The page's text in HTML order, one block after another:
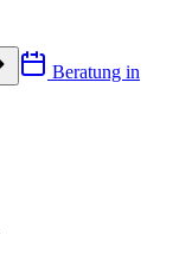
Beratung in